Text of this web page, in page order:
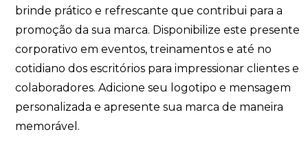
brinde prático e refrescante que contribui para a
promoção da sua marca. Disponibilize este presente
corporativo em eventos, treinamentos e até no
cotidiano dos escritórios para impressionar clientes e
colaboradores. Adicione seu logotipo e mensagem
personalizada e apresente sua marca de maneira
memorável.